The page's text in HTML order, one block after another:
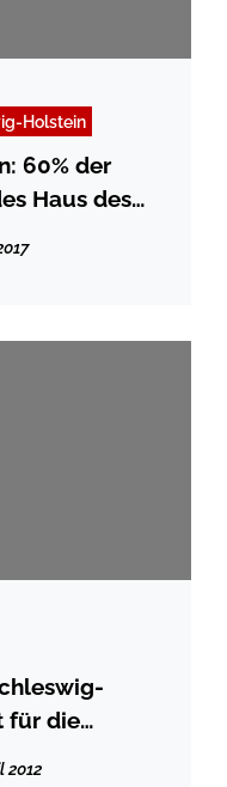
Holstein
60% der
Haus des
für die
2012